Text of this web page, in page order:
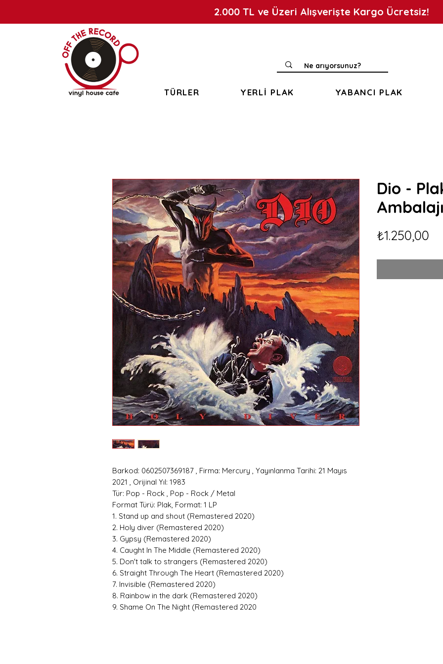
2.000 TL ve Üzeri Alışverişte Kargo Ücretsiz!
TÜRLER YERLİ PLAK YABANCI PLAK
Barkod: 0602507369187 , Firma: Mercury , Yayınlanma Tarihi: 21 Mayıs
2021 , Orijinal Yıl: 1983
Tür: Pop - Rock , Pop - Rock / Metal
Format Türü: Plak, Format: 1 LP
1. Stand up and shout (Remastered 2020)
2. Holy diver (Remastered 2020)
3. Gypsy (Remastered 2020)
4. Caught In The Middle (Remastered 2020)
5. Don't talk to strangers (Remastered 2020)
6. Straight Through The Heart (Remastered 2020)
7. Invisible (Remastered 2020)
8. Rainbow in the dark (Remastered 2020)
9. Shame On The Night (Remastered 2020
Dio -
₺1.250,00